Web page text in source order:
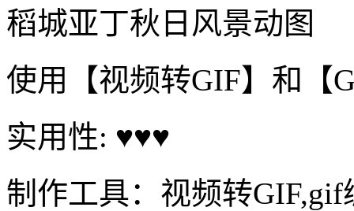
稻城亚丁秋日风景动图
使用【视频转GIF】和【
实用性: ♥♥♥
制作工具：视频转GIF,gif